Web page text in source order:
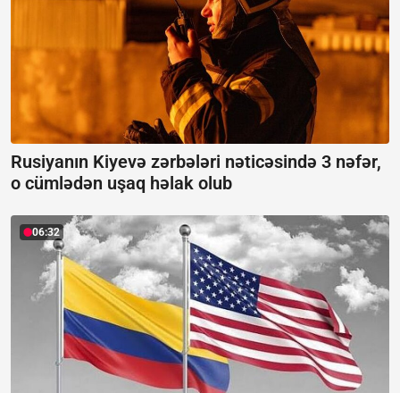
Rusiyanın Kiyevə zərbələri nəticəsində 3 nəfər,
o cümlədən uşaq həlak olub
06:32